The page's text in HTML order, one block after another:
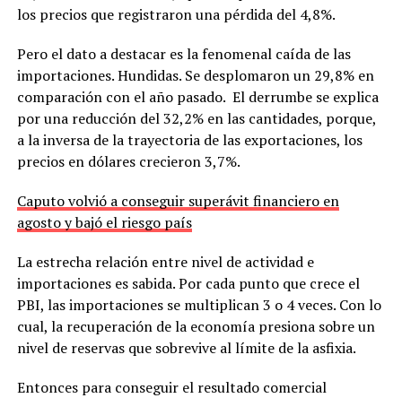
los precios que registraron una pérdida del 4,8%.
Pero el dato a destacar es la fenomenal caída de las
importaciones. Hundidas. Se desplomaron un 29,8% en
comparación con el año pasado. El derrumbe se explica
por una reducción del 32,2% en las cantidades, porque,
a la inversa de la trayectoria de las exportaciones, los
precios en dólares crecieron 3,7%.
Caputo volvió a conseguir superávit financiero en
agosto y bajó el riesgo país
La estrecha relación entre nivel de actividad e
importaciones es sabida. Por cada punto que crece el
PBI, las importaciones se multiplican 3 o 4 veces. Con lo
cual, la recuperación de la economía presiona sobre un
nivel de reservas que sobrevive al límite de la asfixia.
Entonces para conseguir el resultado comercial